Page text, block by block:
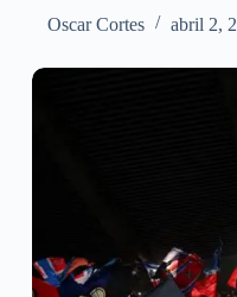
Oscar Cortes abril 2,